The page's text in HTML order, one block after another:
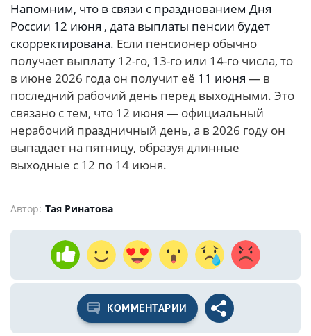
Напомним, что в связи с празднованием Дня
России 12 июня , дата выплаты пенсии будет
скорректирована. Если пенсионер обычно
получает выплату 12-го, 13-го или 14-го числа, то
в июне 2026 года он получит её 11 июня — в
последний рабочий день перед выходными. Это
связано с тем, что 12 июня — официальный
нерабочий праздничный день, а в 2026 году он
выпадает на пятницу, образуя длинные
выходные с 12 по 14 июня.
Автор: Тая Ринатова
КОММЕНТАРИИ